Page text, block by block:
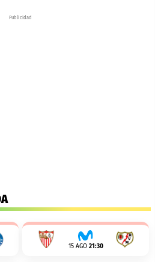
Publicidad
15 AGO 21:30